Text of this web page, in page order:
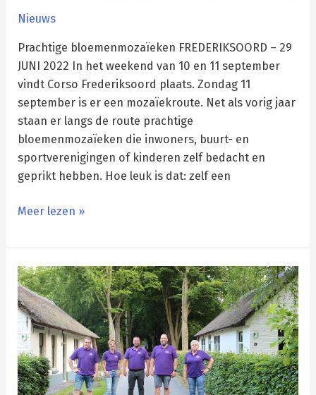
Nieuws
Prachtige bloemenmozaïeken FREDERIKSOORD – 29
JUNI 2022 In het weekend van 10 en 11 september
vindt Corso Frederiksoord plaats. Zondag 11
september is er een mozaïekroute. Net als vorig jaar
staan er langs de route prachtige
bloemenmozaïeken die inwoners, buurt- en
sportverenigingen of kinderen zelf bedacht en
geprikt hebben. Hoe leuk is dat: zelf een
Meer lezen »
Een
frisse
wind
door
Corso
Frederiksoord